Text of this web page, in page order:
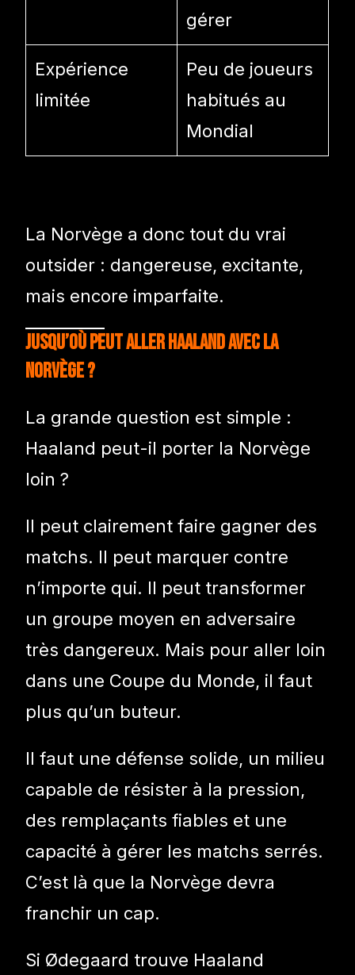
gérer
Expérience
limitée
Peu de joueurs
habitués au
Mondial
La Norvège a donc tout du vrai
outsider : dangereuse, excitante,
mais encore imparfaite.
Jusqu’où peut aller Haaland avec la
Norvège ?
La grande question est simple :
Haaland peut-il porter la Norvège
loin ?
Il peut clairement faire gagner des
matchs. Il peut marquer contre
n’importe qui. Il peut transformer
un groupe moyen en adversaire
très dangereux. Mais pour aller loin
dans une Coupe du Monde, il faut
plus qu’un buteur.
Il faut une défense solide, un milieu
capable de résister à la pression,
des remplaçants fiables et une
capacité à gérer les matchs serrés.
C’est là que la Norvège devra
franchir un cap.
Si Ødegaard trouve Haaland